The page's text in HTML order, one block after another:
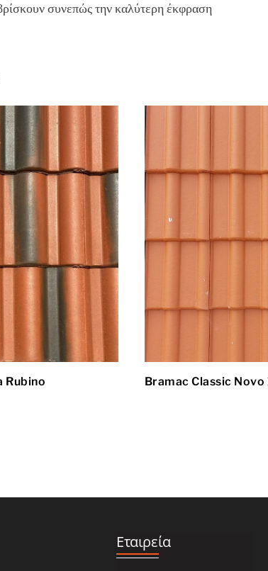
συνεπώς την καλύτερη έκφραση
Rubino Bramac Classic Novo
Εταιρεία